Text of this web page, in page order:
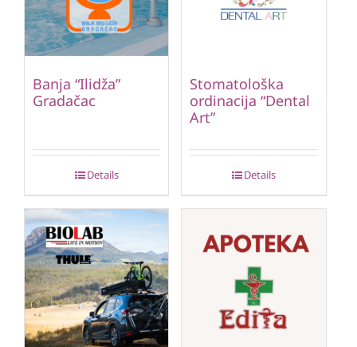
Banja “Ilidža”
Gradačac
Details
Stomatološka
ordinacija “Dental
Art”
Details